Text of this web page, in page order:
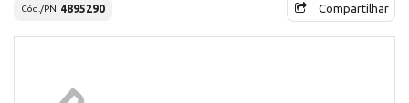
Cód./PN 4895290 Compartilhar